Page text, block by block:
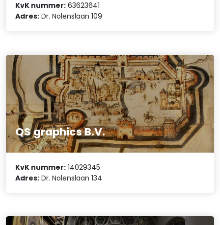
KvK nummer: 63623641
Adres: Dr. Nolenslaan 109
QS graphics B.V.
KvK nummer: 14029345
Adres: Dr. Nolenslaan 134